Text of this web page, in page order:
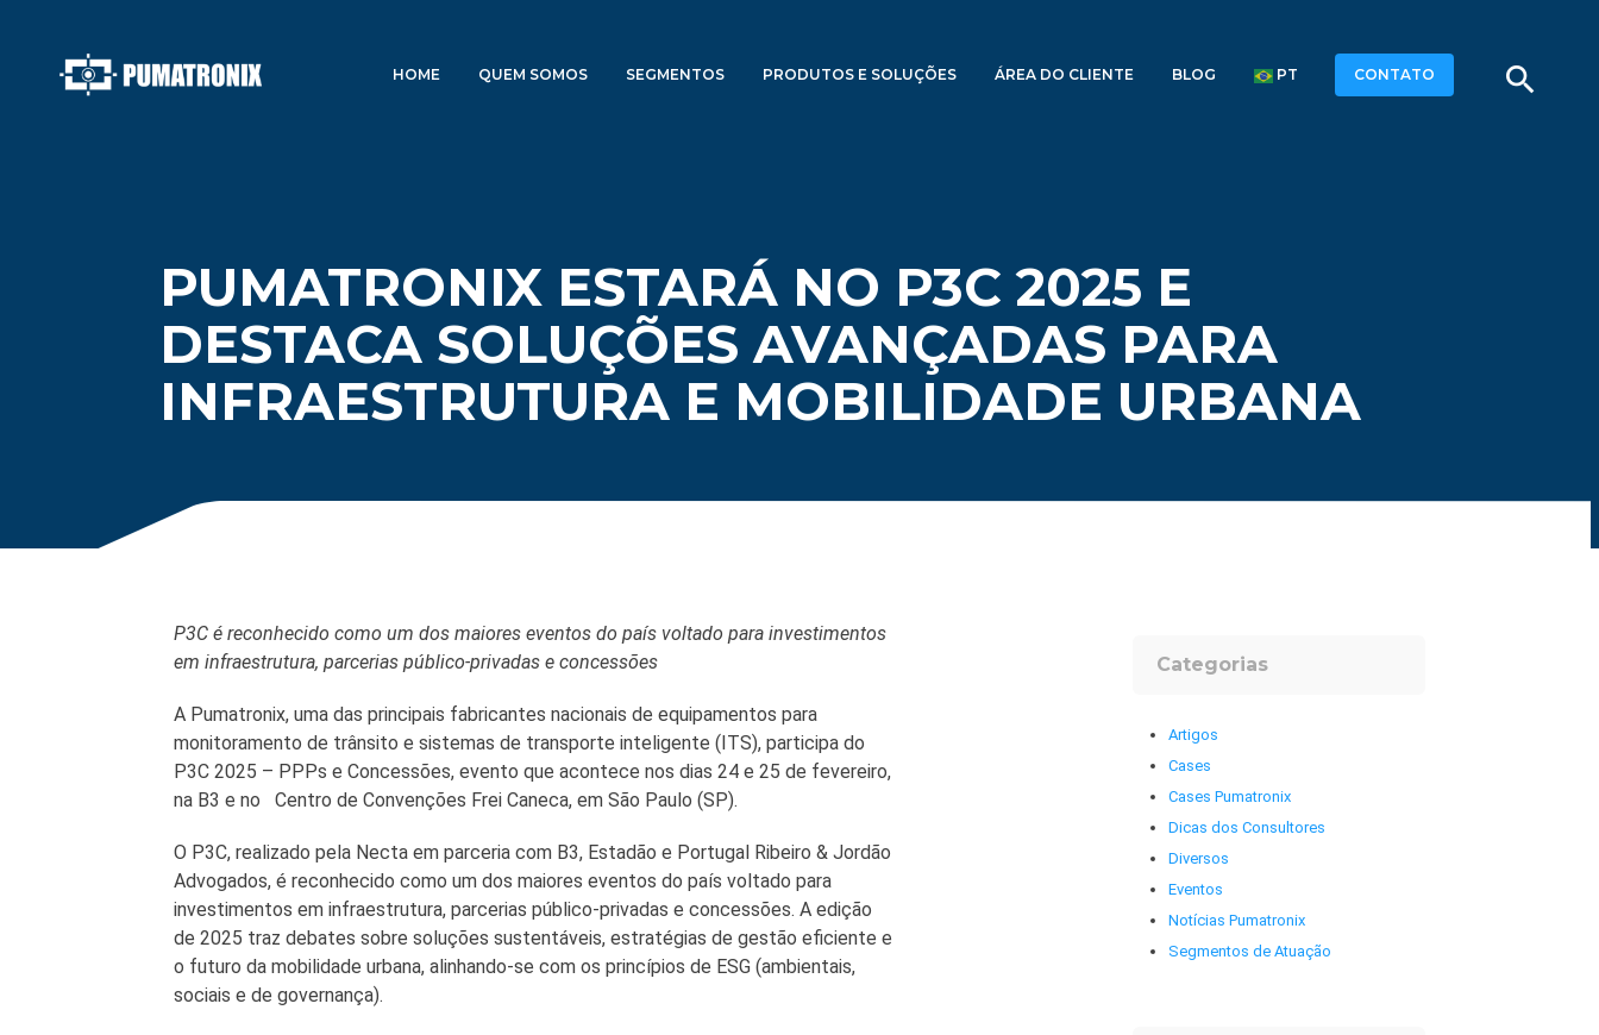
search
CONTATO
HOME QUEM SOMOS SEGMENTOS PRODUTOS E SOLUÇÕES ÁREA DO CLIENTE BLOG PT
PUMATRONIX ESTARÁ NO P3C 2025 E
DESTACA SOLUÇÕES AVANÇADAS PARA
INFRAESTRUTURA E MOBILIDADE URBANA
P3C é reconhecido como um dos maiores eventos do país voltado para investimentos
em infraestrutura, parcerias público-privadas e concessões
A Pumatronix, uma das principais fabricantes nacionais de equipamentos para
monitoramento de trânsito e sistemas de transporte inteligente (ITS), participa do
P3C 2025 – PPPs e Concessões, evento que acontece nos dias 24 e 25 de fevereiro,
na B3 e no Centro de Convenções Frei Caneca, em São Paulo (SP).
O P3C, realizado pela Necta em parceria com B3, Estadão e Portugal Ribeiro & Jordão
Advogados, é reconhecido como um dos maiores eventos do país voltado para
investimentos em infraestrutura, parcerias público-privadas e concessões. A edição
de 2025 traz debates sobre soluções sustentáveis, estratégias de gestão eficiente e
o futuro da mobilidade urbana, alinhando-se com os princípios de ESG (ambientais,
sociais e de governança).
Categorias
Artigos
Cases
Cases Pumatronix
Dicas dos Consultores
Diversos
Eventos
Notícias Pumatronix
Segmentos de Atuação